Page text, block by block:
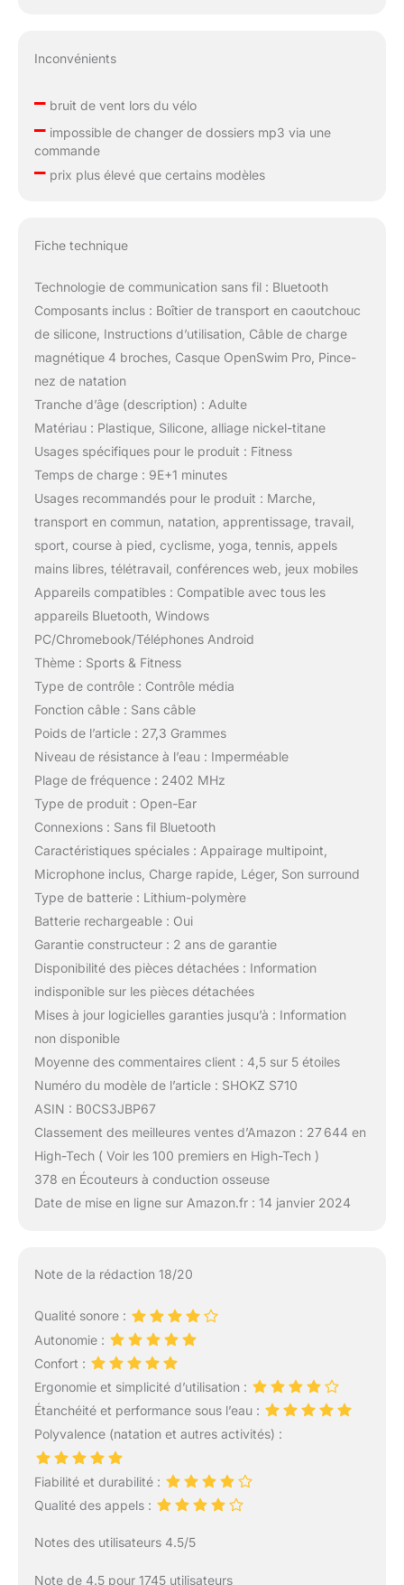
Inconvénients
–bruit de vent lors du vélo
–impossible de changer de dossiers mp3 via une
commande
–prix plus élevé que certains modèles
Fiche technique
Technologie de communication sans fil : Bluetooth
Composants inclus : Boîtier de transport en caoutchouc
de silicone, Instructions d’utilisation, Câble de charge
magnétique 4 broches, Casque OpenSwim Pro, Pince-
nez de natation
Tranche d’âge (description) : Adulte
Matériau : Plastique, Silicone, alliage nickel-titane
Usages spécifiques pour le produit : Fitness
Temps de charge : 9E+1 minutes
Usages recommandés pour le produit : Marche,
transport en commun, natation, apprentissage, travail,
sport, course à pied, cyclisme, yoga, tennis, appels
mains libres, télétravail, conférences web, jeux mobiles
Appareils compatibles : Compatible avec tous les
appareils Bluetooth, Windows
PC/Chromebook/Téléphones Android
Thème : Sports & Fitness
Type de contrôle : Contrôle média
Fonction câble : Sans câble
Poids de l’article : 27,3 Grammes
Niveau de résistance à l’eau : Imperméable
Plage de fréquence : 2402 MHz
Type de produit : Open-Ear
Connexions : Sans fil Bluetooth
Caractéristiques spéciales : Appairage multipoint,
Microphone inclus, Charge rapide, Léger, Son surround
Type de batterie : Lithium-polymère
Batterie rechargeable : Oui
Garantie constructeur : 2 ans de garantie
Disponibilité des pièces détachées : Information
indisponible sur les pièces détachées
Mises à jour logicielles garanties jusqu’à : Information
non disponible
Moyenne des commentaires client : 4,5 sur 5 étoiles
Numéro du modèle de l’article : SHOKZ S710
ASIN : B0CS3JBP67
Classement des meilleures ventes d’Amazon : 27 644 en
High-Tech ( Voir les 100 premiers en High-Tech )
378 en Écouteurs à conduction osseuse
Date de mise en ligne sur Amazon.fr : 14 janvier 2024
Note de la rédaction 18/20
Qualité sonore :
Autonomie :
Confort :
Ergonomie et simplicité d’utilisation :
Étanchéité et performance sous l’eau :
Polyvalence (natation et autres activités) :
Fiabilité et durabilité :
Qualité des appels :
Notes des utilisateurs 4.5/5
Note de 4.5 pour 1745 utilisateurs